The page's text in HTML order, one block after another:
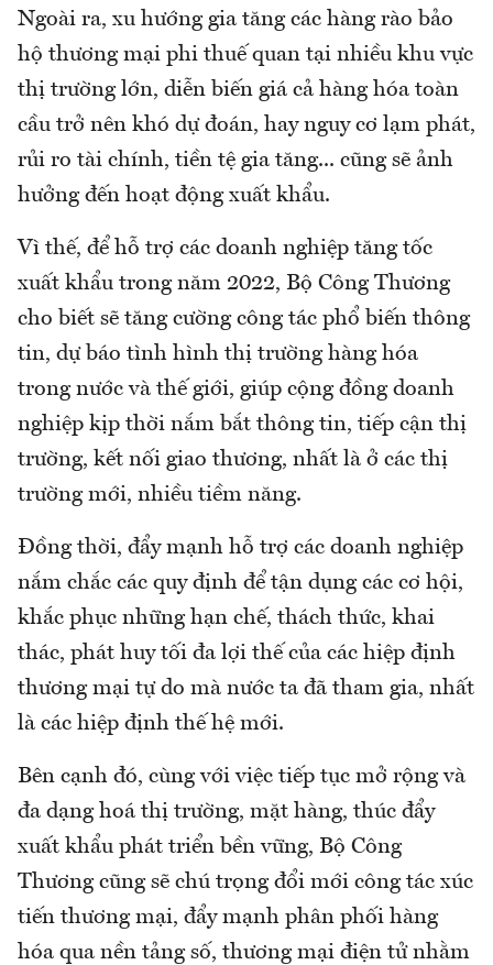
Ngoài ra, xu hướng gia tăng các hàng rào bảo
hộ thương mại phi thuế quan tại nhiều khu vực
thị trường lớn, diễn biến giá cả hàng hóa toàn
cầu trở nên khó dự đoán, hay nguy cơ lạm phát,
rủi ro tài chính, tiền tệ gia tăng... cũng sẽ ảnh
hưởng đến hoạt động xuất khẩu.
Vì thế, để hỗ trợ các doanh nghiệp tăng tốc
xuất khẩu trong năm 2022, Bộ Công Thương
cho biết sẽ tăng cường công tác phổ biến thông
tin, dự báo tình hình thị trường hàng hóa
trong nước và thế giới, giúp cộng đồng doanh
nghiệp kịp thời nắm bắt thông tin, tiếp cận thị
trường, kết nối giao thương, nhất là ở các thị
trường mới, nhiều tiềm năng.
Đồng thời, đẩy mạnh hỗ trợ các doanh nghiệp
nắm chắc các quy định để tận dụng các cơ hội,
khắc phục những hạn chế, thách thức, khai
thác, phát huy tối đa lợi thế của các hiệp định
thương mại tự do mà nước ta đã tham gia, nhất
là các hiệp định thế hệ mới.
Bên cạnh đó, cùng với việc tiếp tục mở rộng và
đa dạng hoá thị trường, mặt hàng, thúc đẩy
xuất khẩu phát triển bền vững, Bộ Công
Thương cũng sẽ chú trọng đổi mới công tác xúc
tiến thương mại, đẩy mạnh phân phối hàng
hóa qua nền tảng số, thương mại điện tử nhằm